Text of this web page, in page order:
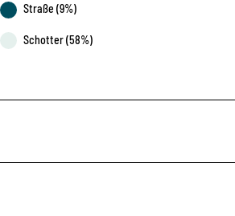
Straße (9%)
Schotter (58%)